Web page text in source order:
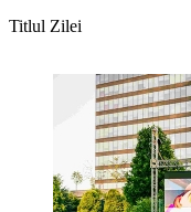
Titlul Zilei